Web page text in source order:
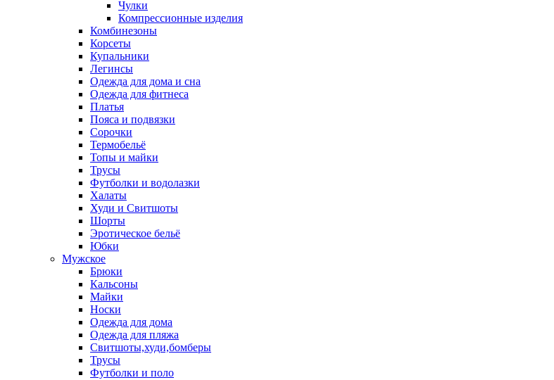
Чулки
Компрессионные изделия
Комбинезоны
Корсеты
Купальники
Легинсы
Одежда для дома и сна
Одежда для фитнеса
Платья
Пояса и подвязки
Сорочки
Термобельё
Топы и майки
Трусы
Футболки и водолазки
Халаты
Худи и Свитшоты
Шорты
Эротическое бельё
Юбки
Мужское
Брюки
Кальсоны
Майки
Носки
Одежда для дома
Одежда для пляжа
Свитшоты,худи,бомберы
Трусы
Футболки и поло